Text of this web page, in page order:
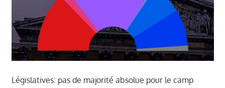
Législatives: pas de majorité absolue pour le camp